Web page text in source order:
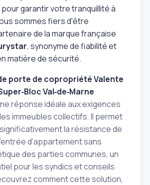
garantir votre tranquillité à
sommes fiers d'être
de la marque française
, synonyme de fiabilité et
matière de sécurité.
porte de copropriété Valente
Val‑de‑Marne
réponse idéale aux exigences
immeubles collectifs. Il permet
la résistance de
d'appartement sans
des parties communes, un
pour les syndics et conseils
comment cette solution,